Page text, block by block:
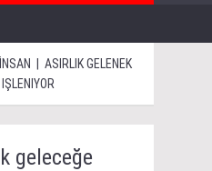
| ASIRLIK GELENEK
geleceğe